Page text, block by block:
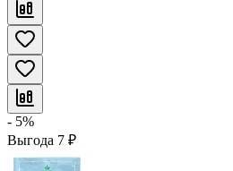
- 5%
Выгода 7 ₽